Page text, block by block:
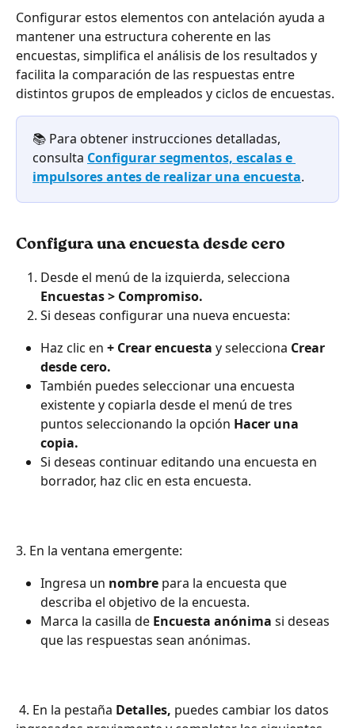
Configurar estos elementos con antelación ayuda a
mantener una estructura coherente en las
encuestas, simplifica el análisis de los resultados y
facilita la comparación de las respuestas entre
distintos grupos de empleados y ciclos de encuestas.
📚 Para obtener instrucciones detalladas,
consulta Configurar segmentos, escalas e
impulsores antes de realizar una encuesta.
Configura una encuesta desde cero
Desde el menú de la izquierda, selecciona
Encuestas > Compromiso.
Si deseas configurar una nueva encuesta:
Haz clic en + Crear encuesta y selecciona Crear
desde cero.
También puedes seleccionar una encuesta
existente y copiarla desde el menú de tres
puntos seleccionando la opción Hacer una
copia.
Si deseas continuar editando una encuesta en
borrador, haz clic en esta encuesta.
3. En la ventana emergente:
Ingresa un nombre para la encuesta que
describa el objetivo de la encuesta.
Marca la casilla de Encuesta anónima si deseas
que las respuestas sean anónimas.
4. En la pestaña Detalles, puedes cambiar los datos